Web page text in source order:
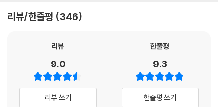
잘 다루지 못하는 새 노를 손에 들고, 구명조끼도 입지 않은 채, 나는 작은
보트를 젓기 시작하고 있었다. 곁눈질하다가는 금방 밸런스를 잃고 말 것
속에서 어설프게 앞으로 나아가려고 하고 있었다.
--- pp.214-215
한 일이었는데, 알고 보니 ‘국립현대도서관’이라는 거대 프로젝트를 앞둔
‘나’가 존경하는 무라이 선생은 현시적인 화려함을 표방하는 압도적인 건
축물이 아닌, 소박하고 단아함을 표방하는 건축, 튀지 않고 주변에 녹아드
는 공간, 늘 쓰는 사람이 한참 지나서야 알아챌 수 있는 장치들이 곳곳에 있
는 편안한 집을 추구한다. 《여름은 오래 그곳에 남아》는 신입 건축가 ‘나’가
이러한 무라이 선생과 보낸 일 년 남짓한 시간과 삼십 년 뒤 ‘나’의 어느 날
풍요로운 자연과 건축미학을 이야기하는 문체는 치밀하고 정확하며 명석
리뷰/한줄평 346
리뷰
9.0
리뷰 쓰기
한줄평
9.3
한줄평 쓰기